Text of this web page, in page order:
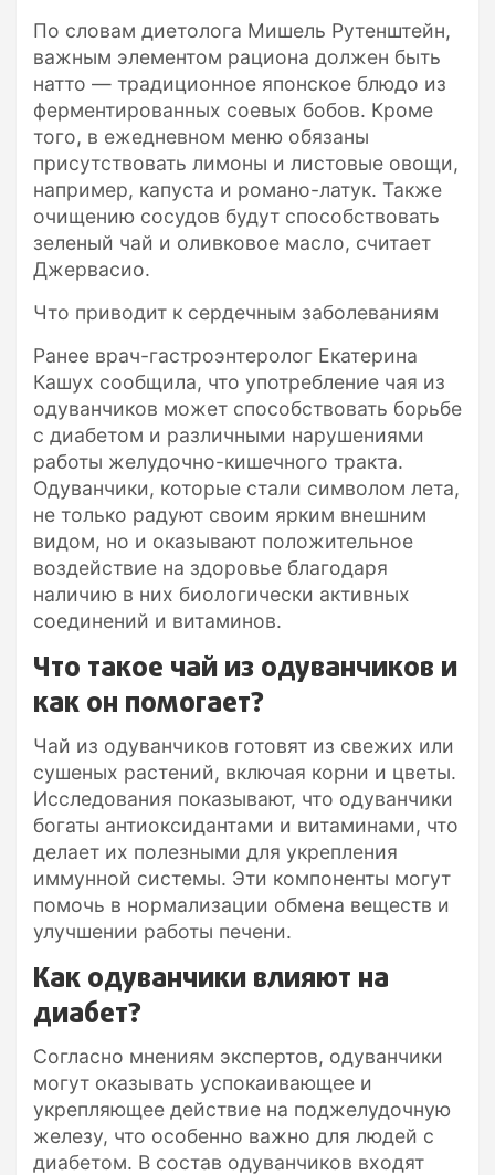
По словам диетолога Мишель Рутенштейн,
важным элементом рациона должен быть
натто — традиционное японское блюдо из
ферментированных соевых бобов. Кроме
того, в ежедневном меню обязаны
присутствовать лимоны и листовые овощи,
например, капуста и романо-латук. Также
очищению сосудов будут способствовать
зеленый чай и оливковое масло, считает
Джервасио.
Что приводит к сердечным заболеваниям
Ранее врач-гастроэнтеролог Екатерина
Кашух сообщила, что употребление чая из
одуванчиков может способствовать борьбе
с диабетом и различными нарушениями
работы желудочно-кишечного тракта.
Одуванчики, которые стали символом лета,
не только радуют своим ярким внешним
видом, но и оказывают положительное
воздействие на здоровье благодаря
наличию в них биологически активных
соединений и витаминов.
Что такое чай из одуванчиков и
как он помогает?
Чай из одуванчиков готовят из свежих или
сушеных растений, включая корни и цветы.
Исследования показывают, что одуванчики
богаты антиоксидантами и витаминами, что
делает их полезными для укрепления
иммунной системы. Эти компоненты могут
помочь в нормализации обмена веществ и
улучшении работы печени.
Как одуванчики влияют на
диабет?
Согласно мнениям экспертов, одуванчики
могут оказывать успокаивающее и
укрепляющее действие на поджелудочную
железу, что особенно важно для людей с
диабетом. В состав одуванчиков входят